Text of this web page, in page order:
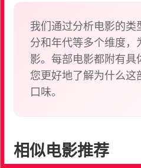
的苹果误打误撞走到一间足
息室，二人发生关系，却被
坤欲借此敲诈林东，并前去
要林东也尝尝“戴绿帽”的
系。 而在这时，一个更大
而到底谁才是这个孩子的父
我们通过分析电影的类
分和年代等多个维度，
影。每部电影都附有具
您更好地了解为什么这
口味。
相似电影推荐